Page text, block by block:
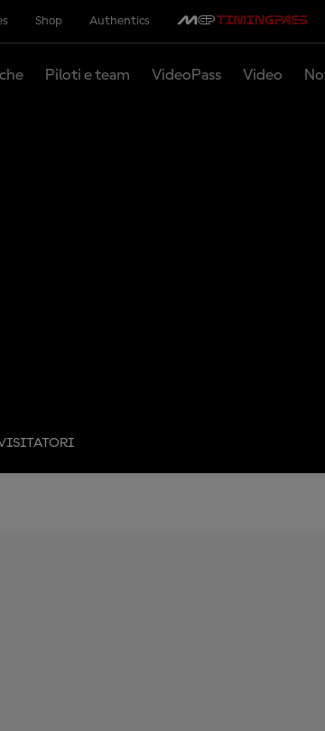
Shop Authentics
Piloti e team VideoPass Video